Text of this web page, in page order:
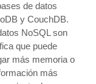
de datos
y CouchDB.
NoSQL son
que puede
más memoria o
más